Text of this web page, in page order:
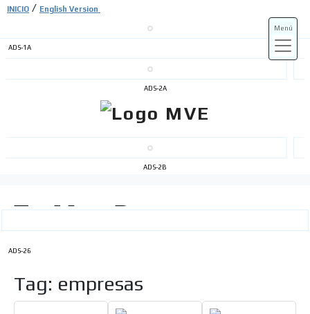
ADS-1A
ADS-2A
ADS-2B
Menú
INICIO / English Version
ADS-26
Tag: empresas